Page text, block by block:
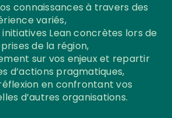
connaissances à travers des
variés,
Lean concrètes lors de
de la région,
sur vos enjeux et repartir
d’actions pragmatiques,
en confrontant vos
d’autres organisations.